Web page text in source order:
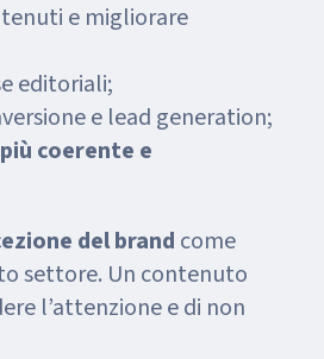
e migliorare
editoriali;
e lead generation;
coerente e
del brand come
settore. Un contenuto
l’attenzione e di non